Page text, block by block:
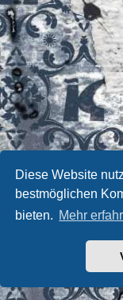
Diese Website
bestmöglichen
bieten. Mehr